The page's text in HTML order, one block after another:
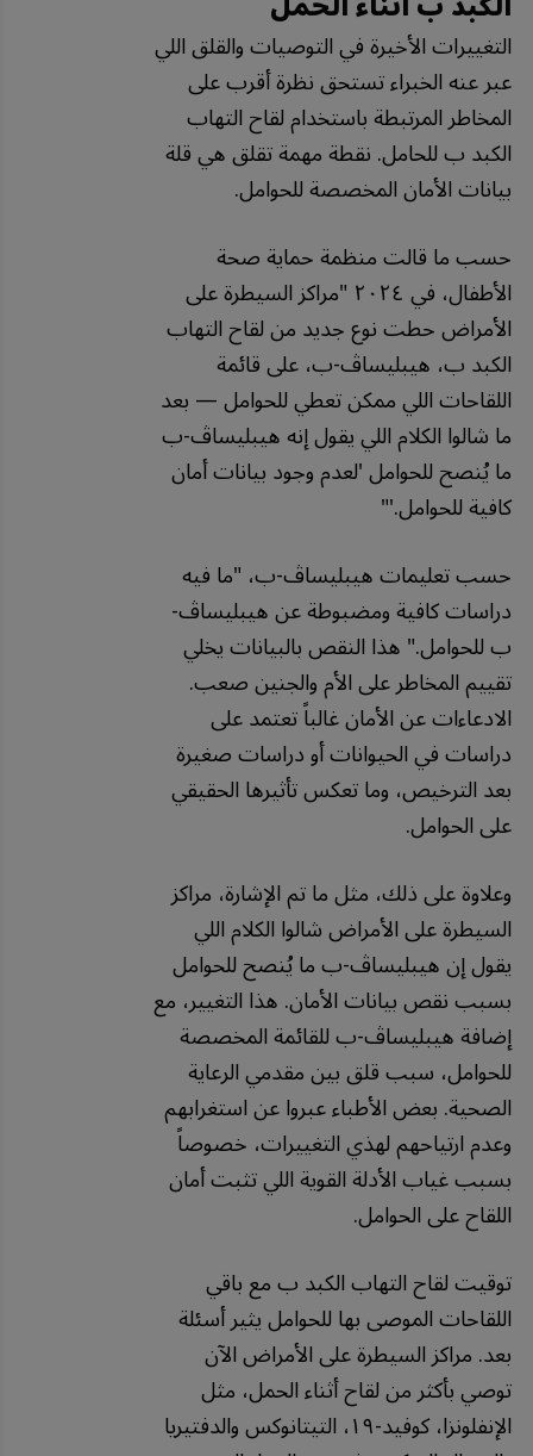
التغييرات الأخيرة في التوصيات والقلق اللي
عبر عنه الخبراء تستحق نظرة أقرب على
المخاطر المرتبطة باستخدام لقاح التهاب
الكبد ب للحامل. نقطة مهمة تقلق هي قلة
بيانات الأمان المخصصة للحوامل.
حسب ما قالت منظمة حماية صحة
الأطفال، في ٢٠٢٤ "مراكز السيطرة على
الأمراض حطت نوع جديد من لقاح التهاب
الكبد ب، هيبليساڤ-ب، على قائمة
اللقاحات اللي ممكن تعطي للحوامل — بعد
ما شالوا الكلام اللي يقول إنه هيبليساڤ-ب
ما يُنصح للحوامل 'لعدم وجود بيانات أمان
كافية للحوامل.'"
حسب تعليمات هيبليساڤ-ب، "ما فيه
دراسات كافية ومضبوطة عن هيبليساڤ-
ب للحوامل." هذا النقص بالبيانات يخلي
تقييم المخاطر على الأم والجنين صعب.
الادعاءات عن الأمان غالباً تعتمد على
دراسات في الحيوانات أو دراسات صغيرة
بعد الترخيص، وما تعكس تأثيرها الحقيقي
على الحوامل.
وعلاوة على ذلك، مثل ما تم الإشارة، مراكز
السيطرة على الأمراض شالوا الكلام اللي
يقول إن هيبليساڤ-ب ما يُنصح للحوامل
بسبب نقص بيانات الأمان. هذا التغيير، مع
إضافة هيبليساڤ-ب للقائمة المخصصة
للحوامل، سبب قلق بين مقدمي الرعاية
الصحية. بعض الأطباء عبروا عن استغرابهم
وعدم ارتياحهم لهذي التغييرات، خصوصاً
بسبب غياب الأدلة القوية اللي تثبت أمان
اللقاح على الحوامل.
توقيت لقاح التهاب الكبد ب مع باقي
اللقاحات الموصى بها للحوامل يثير أسئلة
بعد. مراكز السيطرة على الأمراض الآن
توصي بأكثر من لقاح أثناء الحمل، مثل
الإنفلونزا، كوفيد-١٩، التيتانوكس والدفتيريا